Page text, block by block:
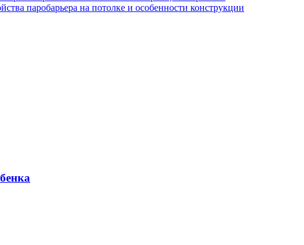
паробарьера на потолке и особенности конструкции